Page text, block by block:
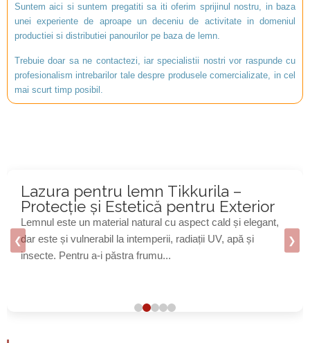
Suntem aici si suntem pregatiti sa iti oferim sprijinul nostru, in baza
unei experiente de aproape un deceniu de activitate in domeniul
productiei si distributiei panourilor pe baza de lemn.
Trebuie doar sa ne contactezi, iar specialistii nostri vor raspunde cu
profesionalism intrebarilor tale despre produsele comercializate, in cel
mai scurt timp posibil.
Placaj DryGuard – Puterea naturală a
rezistenței placajului de pin
Inspirat de forța bivolului, un animal robust, rezistent și
adaptat mediilor umede, placajul de pin DryGuard
reprezintă soluția ideală pentru proiecte...
❮ ❯